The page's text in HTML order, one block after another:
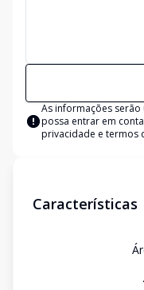
As informações
possa entrar em
privacidade e termos
Características